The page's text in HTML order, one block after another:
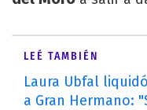
LEÉ TAMBIÉN
Laura Ubfal
a Gran Hermano: